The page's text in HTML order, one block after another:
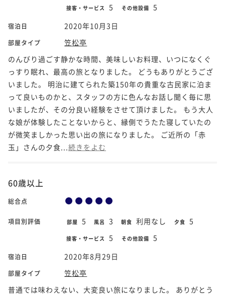
接客・サービス 5 その他設備 5
宿泊日 2020年10月3日
部屋タイプ
笠松亭
のんびり過ごす静かな時間、美味しいお料理、いつになくぐ
っすり眠れ、最高の旅となりました。 どうもありがとうござ
いました。 明治に建てられた築150年の貴重な古民家に泊ま
って良いものかと、スタッフの方に色んなお話し聞く毎に思
いましたが、その分良い経験をさせて頂けました。 もう大人
な娘が体験したことないからと、縁側でうたた寝していたの
が微笑ましかった思い出の旅になりました。 ご近所の「赤
玉」さんの夕食... 続きをよむ
60歳以上
総合点
項目別評価 部屋 5 風呂 3 朝食 利用なし 夕食 5
接客・サービス 5 その他設備 5
宿泊日 2020年8月29日
部屋タイプ
笠松亭
普通では味わえない、大変良い旅になりました。 ありがとう